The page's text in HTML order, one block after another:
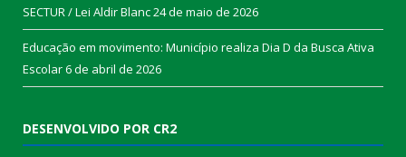
SECTUR / Lei Aldir Blanc24 de maio de 2026
Educação em movimento: Município realiza Dia D da Busca Ativa
Escolar6 de abril de 2026
DESENVOLVIDO POR CR2